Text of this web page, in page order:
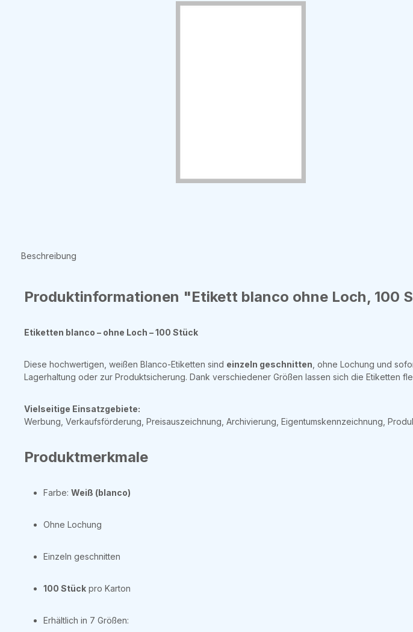
Beschreibung
Produktinformationen "Etikett blanco ohne Loch, 100
Etiketten blanco – ohne Loch – 100 Stück
Diese hochwertigen, weißen Blanco-Etiketten sind einzeln geschnitten , ohne Lochung und
Lagerhaltung oder zur Produktsicherung. Dank verschiedener Größen lassen sich die Etiketten
Vielseitige Einsatzgebiete:
Werbung, Verkaufsförderung, Preisauszeichnung, Archivierung, Eigentumskennzeichnung,
Produktmerkmale
Farbe: Weiß (blanco)
Ohne Lochung
Einzeln geschnitten
100 Stück pro Karton
Erhältlich in 7 Größen: